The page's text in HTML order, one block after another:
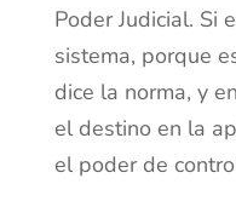
Poder Judicial. Si
sistema, porque
dice la norma, y
el destino en la
el poder de